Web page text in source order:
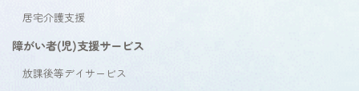
居宅介護支援
障がい者(児)支援サービス
放課後等デイサービス